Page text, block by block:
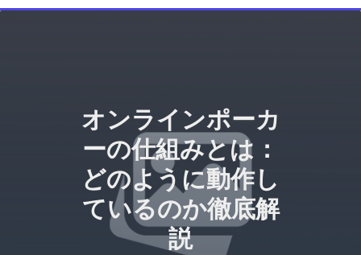
オンラインポーカ
ーの仕組みとは：
どのように動作し
ているのか徹底解
説